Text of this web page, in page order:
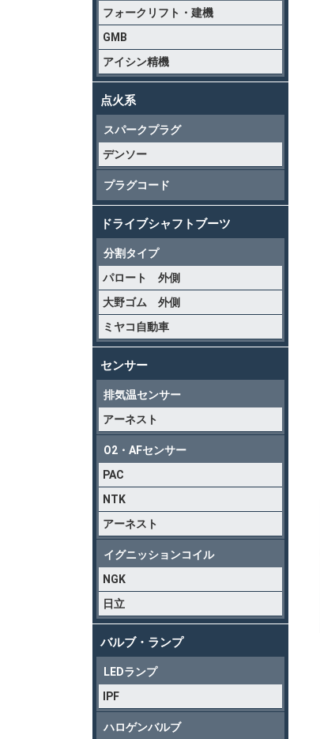
フォークリフト・建機
GMB
アイシン精機
点火系
スパークプラグ
デンソー
プラグコード
ドライブシャフトブーツ
分割タイプ
パロート 外側
大野ゴム 外側
ミヤコ自動車
センサー
排気温センサー
アーネスト
O2・AFセンサー
PAC
NTK
アーネスト
イグニッションコイル
NGK
日立
バルブ・ランプ
LEDランプ
IPF
ハロゲンバルブ